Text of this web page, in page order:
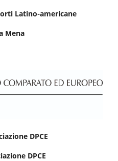
Latino-americane
Mena
DPCE
DPCE